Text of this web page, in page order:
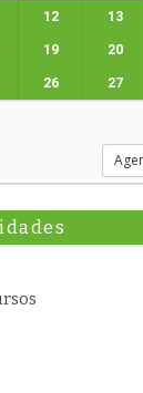
12 13
19 20
26 27